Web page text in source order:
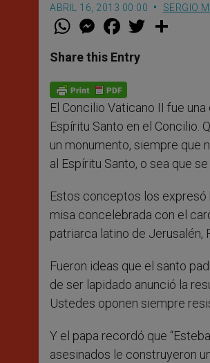
ABRIL 16, 2013 00:00 SERGIO
W
t
s
p
p
M
e
s
e
g
e
r
F
a
e
b
o
k
w
Share this Entry
El Concilio Vaticano II fue
Espíritu Santo en el Concilio.
un monumento, siempre que
al Espíritu Santo, o sea que
Estos conceptos los expresó
misa concelebrada con el
patriarca latino de Jerusalén,
Fueron ideas que el santo
de ser lapidado anunció la
Ustedes oponen siempre
Y el papa recordó que
asesinados le construyeron